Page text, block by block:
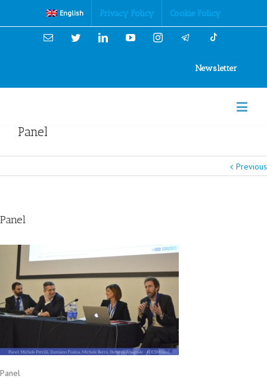
English Privacy Policy Cookie Policy
Email TwitterLinkedinYouTubeInstagram
Newsletter
Panel
Previous
Panel
Panel
Cookies Policy